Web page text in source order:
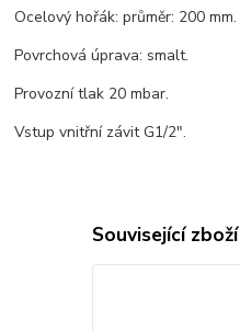
Ocelový hořák: průměr: 200 mm.
Povrchová úprava: smalt.
Provozní tlak 20 mbar.
Vstup vnitřní závit G1/2".
Související zboží